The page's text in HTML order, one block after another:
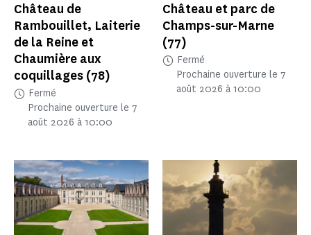
Château de
Rambouillet, Laiterie
de la Reine et
Chaumière aux
coquillages (78)
Fermé
Prochaine ouverture le 7
août 2026 à 10:00
Château et parc de
Champs-sur-Marne
(77)
Fermé
Prochaine ouverture le 7
août 2026 à 10:00